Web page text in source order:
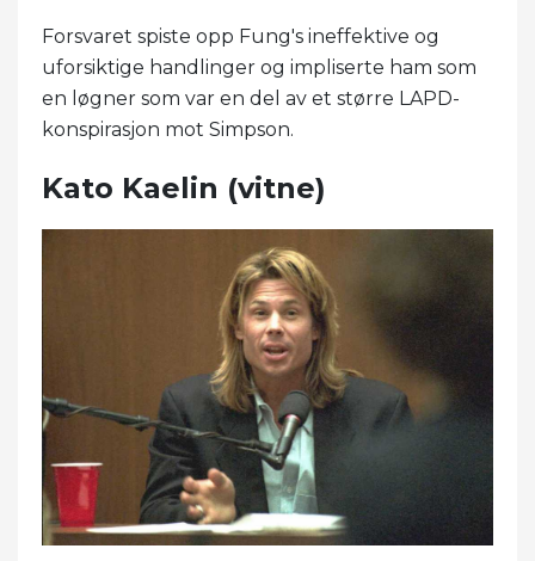
Forsvaret spiste opp Fung's ineffektive og
uforsiktige handlinger og impliserte ham som
en løgner som var en del av et større LAPD-
konspirasjon mot Simpson.
Kato Kaelin (vitne)